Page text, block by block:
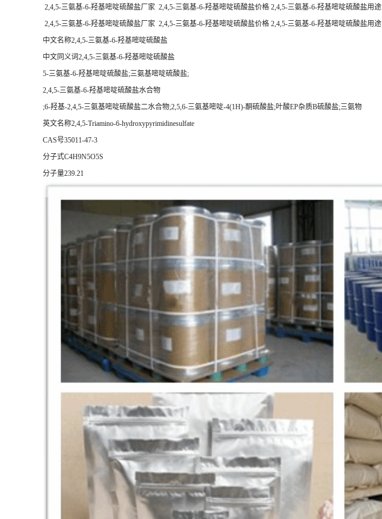
2,4,5-三氨基-6-羟基嘧啶硫酸盐厂家 2,4,5-三氨基-6-羟基嘧啶硫酸盐价格 2,4,5-三氨基-6-羟基嘧啶硫酸盐用途
2,4,5-三氨基-6-羟基嘧啶硫酸盐厂家 2,4,5-三氨基-6-羟基嘧啶硫酸盐价格 2,4,5-三氨基-6-羟基嘧啶硫酸盐用途
中文名称2,4,5-三氨基-6-羟基嘧啶硫酸盐
中文同义词2,4,5-三氨基-6-羟基嘧啶硫酸盐
5-三氨基-6-羟基嘧啶硫酸盐;三氨基嘧啶硫酸盐;
2,4,5-三氨基-6-羟基嘧啶硫酸盐水合物
;6-羟基-2,4,5-三氨基嘧啶硫酸盐二水合物;2,5,6-三氨基嘧啶-4(1H)-酮硫酸盐;叶酸EP杂质B硫酸盐;三氨物
英文名称2,4,5-Triamino-6-hydroxypyrimidinesulfate
CAS号35011-47-3
分子式C4H9N5O5S
分子量239.21